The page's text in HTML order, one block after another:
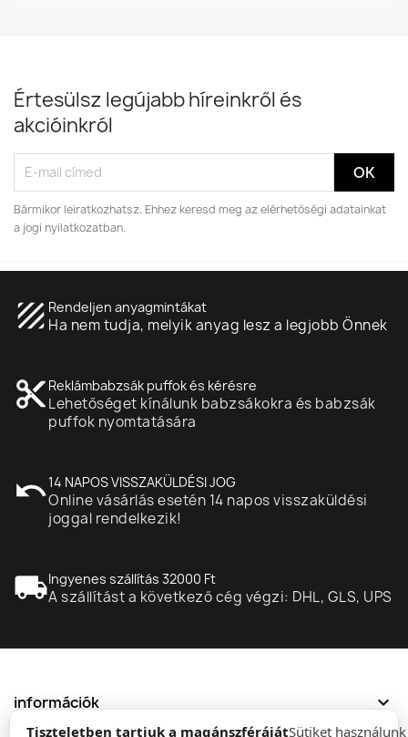
Tiszteletben tartjuk a magánszférájátSütiket
Értesülsz legújabb híreinkről és
akcióinkról
Bármikor leiratkozhatsz. Ehhez keresd meg az elérhetőségi adatainkat
a jogi nyilatkozatban.
texture Rendeljen anyagmintákat
Ha nem tudja, melyik anyag lesz a legjobb Önnek
content_cut Reklámbabzsák puffok és kérésre
Lehetőséget kínálunk babzsákokra és babzsák
puffok nyomtatására
undo14 NAPOS VISSZAKÜLDÉSI JOG
Online vásárlás esetén 14 napos visszaküldési
joggal rendelkezik!
local_shippingIngyenes szállítás 32000 Ft
A szállítást a következő cég végzi: DHL, GLS, UPS
információk expand_more